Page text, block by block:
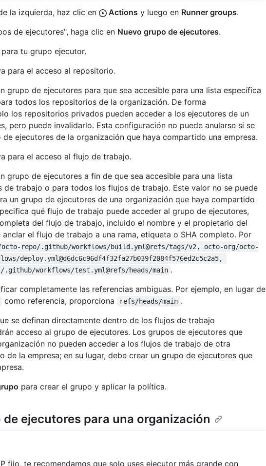
la izquierda, haz clic en Actions y luego en Runner groups.
de ejecutores", haga clic en Nuevo grupo de ejecutores.
tu grupo ejecutor.
para el acceso al repositorio.
grupo de ejecutores para que sea accesible para una lista específica
todos los repositorios de la organización. De forma
los repositorios privados pueden acceder a los ejecutores de un
pero puede invalidarlo. Esta configuración no puede anularse si se
ejecutores de la organización que haya compartido una empresa.
para el acceso al flujo de trabajo.
grupo de ejecutores a fin de que sea accesible para una lista
de trabajo o para todos los flujos de trabajo. Este valor no se puede
un grupo de ejecutores de una organización que haya compartido
qué flujo de trabajo puede acceder al grupo de ejecutores,
del flujo de trabajo, incluido el nombre y el propietario del
el flujo de trabajo a una rama, etiqueta o SHA completo. Por
repo/.github/workflows/build.yml@refs/tags/v2, octo-org/octo-
deploy.yml@d6dc6c96df4f32fa27b039f2084f576ed2c5c2a5,
workflows/test.yml@refs/heads/main .
completamente las referencias ambiguas. Por ejemplo, en lugar de
como referencia, proporciona refs/heads/main .
se definan directamente dentro de los flujos de trabajo
acceso al grupo de ejecutores. Los grupos de ejecutores que
no pueden acceder a los flujos de trabajo de otra
de la empresa; en su lugar, debe crear un grupo de ejecutores que
para crear el grupo y aplicar la política.
ejecutores para una organización
fijo, te recomendamos que solo uses ejecutor más grande con